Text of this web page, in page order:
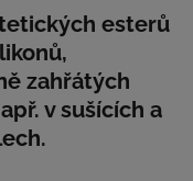
esterů
zahřátých
v sušících a